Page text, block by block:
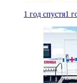
1 год спустя1